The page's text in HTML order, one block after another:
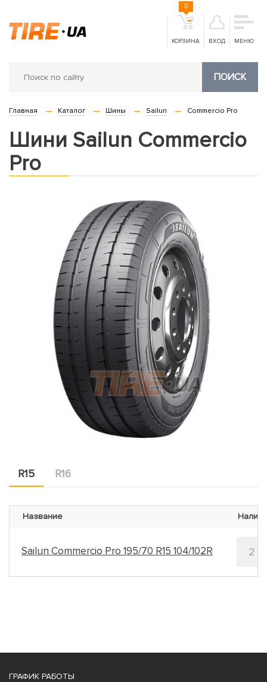
КОРЗИНА
0
ВХОД МЕНЮ
ПОИСК
Главная Каталог Шины Sailun Commercio Pro
Шини Sailun Commercio
Pro
R15 R16
Название
Sailun Commercio Pro 195/70 R15 104/102R 2
ГРАФИК РАБОТЫ